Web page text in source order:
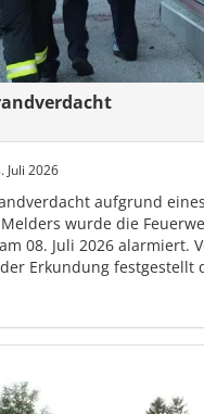
Juli 2026
aufgrund eines
wurde die
08. Juli 2026 alarmiert.
Erkundung festgestellt